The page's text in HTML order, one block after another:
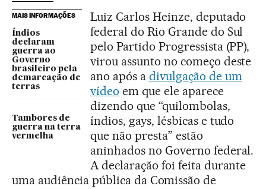
MAIS INFORMAÇÕES
Índios
declaram
guerra ao
Governo
brasileiro pela
demarcação de
terras
Tambores de
guerra na terra
vermelha
Luiz Carlos Heinze, deputado
federal do Rio Grande do Sul
pelo Partido Progressista (PP),
virou assunto no começo deste
ano após a divulgação de um
vídeo em que ele aparece
dizendo que “quilombolas,
índios, gays, lésbicas e tudo
que não presta” estão
aninhados no Governo federal.
A declaração foi feita durante
uma audiência pública da Comissão de